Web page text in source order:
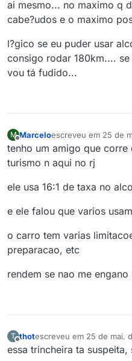
ai mesmo... no maximo q
cabe?udos e o maximo
l?gico se eu puder usar
consigo rodar 180km....
vou tá fudido...
M
Offline
Marceloescreveu em 25 de
última edição por
tenho um amigo que
turismo n aqui no rj
ele usa 16:1 de taxa no
e ele falou que varios usam
o carro tem varias
preparacao, etc
rendem se nao me
T
Offline
thotescreveu em 25 de mai.
última edição por
essa trincheira ta suspeita,